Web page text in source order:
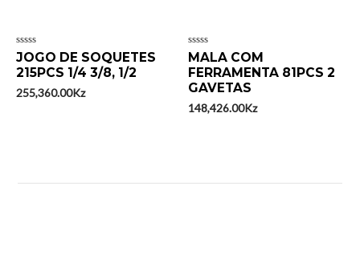
Avaliação
0
de
5
JOGO DE SOQUETES
215PCS 1/4 3/8, 1/2
255,360.00Kz
Avaliação
0
de
5
MALA COM
FERRAMENTA 81PCS 2
GAVETAS
148,426.00Kz